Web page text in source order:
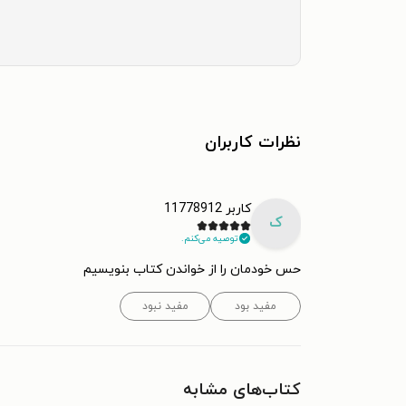
نظرات کاربران
ک
کاربر 11778912
توصیه می‌کنم.
حس خودمان را از خواندن کتاب بنویسیم
مفید بود مفید نبود
کتاب‌های مشابه